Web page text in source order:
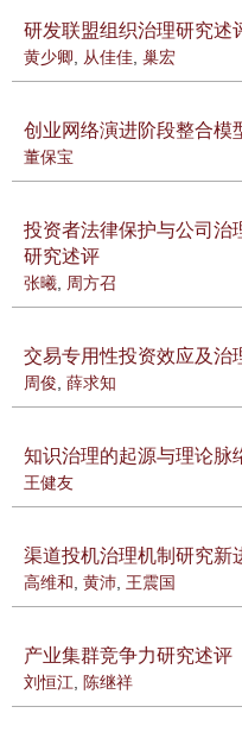
研发联盟组织治理研究述
黄少卿, 从佳佳, 巢宏
创业网络演进阶段整合模
董保宝
投资者法律保护与公司治
研究述评
张曦, 周方召
交易专用性投资效应及治
周俊, 薛求知
知识治理的起源与理论脉
王健友
渠道投机治理机制研究新
高维和, 黄沛, 王震国
产业集群竞争力研究述评
刘恒江, 陈继祥